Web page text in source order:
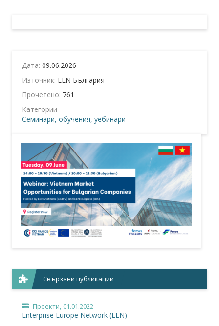
Дата: 09.06.2026
Източник: EEN България
Прочетено: 761
Категории
Семинари, обучения, уебинари
Свързани публикации
Проекти, 01.01.2022
Enterprise Europe Network (EEN)